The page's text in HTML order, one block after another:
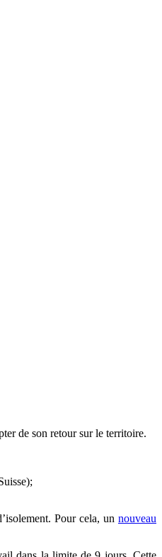
de son retour sur le territoire.
Pour cela, un nouveau